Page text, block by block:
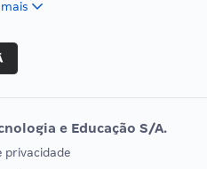
Vunesp
EXAME DE ORDEM
e Educação S/A.
privacidade